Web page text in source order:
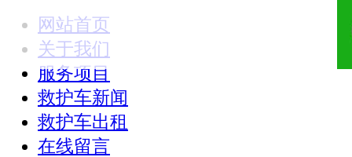
18321810781
网站首页
关于我们
服务项目
救护车新闻
救护车出租
在线留言